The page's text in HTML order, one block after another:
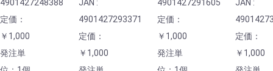
4901427248388
定価：
￥1,000
発注単
JAN :
4901427293371
定価：
￥1,000
4901427291605
定価：
￥1,000
発注単
JAN :
定価：
￥1,000